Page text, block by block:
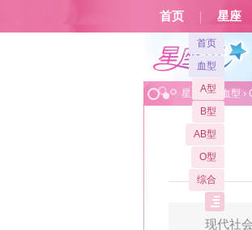
首页 星座
首页
血型
A型
B型
AB型
O型
综合
星座屋> 血型 ›
现代社